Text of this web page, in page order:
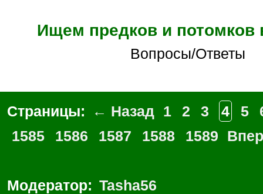
Ищем предков и потомков
Вопросы/Ответы
Страницы: ← Назад 1 2 3 4 5
1585
1586 1587 1588 1589
Модератор: Tasha56